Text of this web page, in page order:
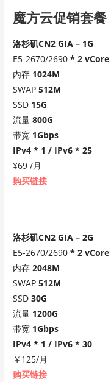
魔方云促销套餐
洛杉矶CN2 GIA – 1G
E5-2670/2690 * 2 vCore
内存 1024M
SWAP 512M
SSD 15G
流量 800G
带宽 1Gbps
IPv4 * 1 / IPv6 * 25
¥69 /月
购买链接
洛杉矶CN2 GIA – 2G
E5-2670/2690 * 2 vCore
内存 2048M
SWAP 512M
SSD 30G
流量 1200G
带宽 1Gbps
IPv4 * 1 / IPv6 * 30
￥125/月
购买链接